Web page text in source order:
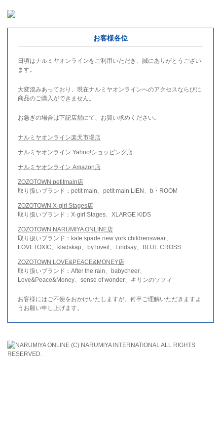
お客様各位
日頃はナルミヤオンラインをご利用いただき、誠にありがとうござい
ます。
大変混みあっており、現在ナルミヤオンラインへのアクセスならびに
商品のご購入ができません。
お急ぎの場合は下記店舗にて、お買い求めください。
ナルミヤオンライン楽天市場店
ナルミヤオンライン Yahoo!ショッピング店
ナルミヤオンライン Amazon店
ZOZOTOWN petitmain店
取り扱いブランド：petit main、petit main LIEN、b・ROOM
ZOZOTOWN X-girl Stages店
取り扱いブランド：X-girl Stages、XLARGE KIDS
ZOZOTOWN NARUMIYA ONLINE店
取り扱いブランド：kate spade new york childrenswear、
LOVETOXIC、kladskap、by loveit、Lindsay、BLUE CROSS
ZOZOTOWN LOVE&PEACE&MONEY店
取り扱いブランド：After the rain、babycheer、
Love&Peace&Money、sense of wonder、キリンのソフィ
お客様にはご不便をおかけいたしますが、何卒ご理解いただきますよ
うお願い申し上げます。